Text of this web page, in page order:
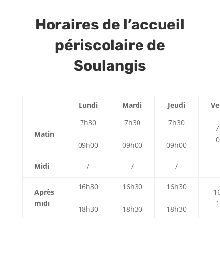
Horaires de l’accueil
périscolaire de
Soulangis
Lundi Mardi Jeudi
Matin
7h30
–
09h00
7h30
–
09h00
7h30
–
09h00
Midi / / /
Après
midi
16h30
–
18h30
16h30
–
18h30
16h30
–
18h30